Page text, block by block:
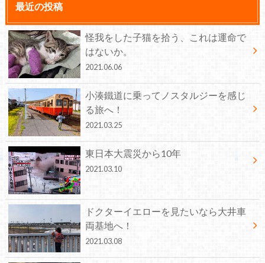
最近の投稿
怪我をした子猫を拾う、これは運命で
はないか。
2021.06.06
小湊鐵道に乗ってノスタルジーを感じ
る旅へ！
2021.03.25
東日本大震災から10年
2021.03.10
ドクターイエローを見たいなら大井車
両基地へ！
2021.03.08